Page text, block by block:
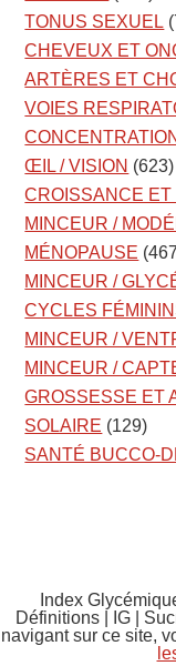
TONUS SEXUEL
CHEVEUX ET
ARTÈRES ET
VOIES
CONCENTRATION
ŒIL / VISION (623)
CROISSANCE
MINCEUR /
MÉNOPAUSE
MINCEUR /
CYCLES
MINCEUR /
MINCEUR /
GROSSESSE ET
SOLAIRE (129)
SANTÉ BUCCO-
Index
Définitions | IG |
navigant sur ce site,